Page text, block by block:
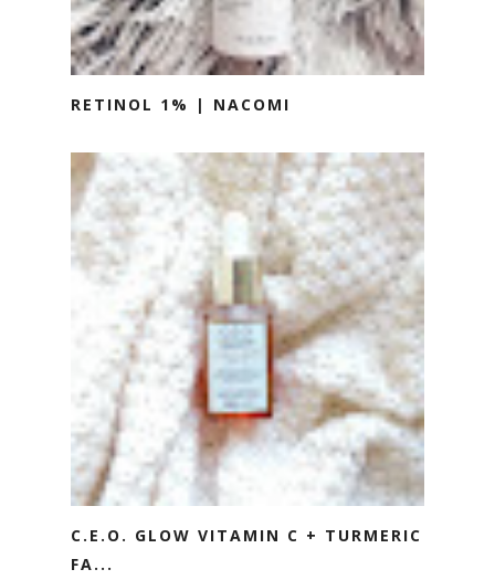
RETINOL 1% | NACOMI
C.E.O. GLOW VITAMIN C + TURMERIC
FA...